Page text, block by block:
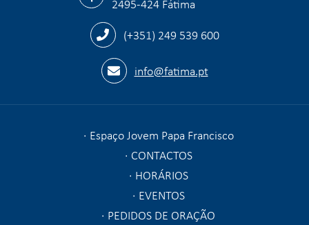
(+351) 249 539 600
info@fatima.pt
Espaço Jovem Papa Francisco
CONTACTOS
HORÁRIOS
EVENTOS
PEDIDOS DE ORAÇÃO